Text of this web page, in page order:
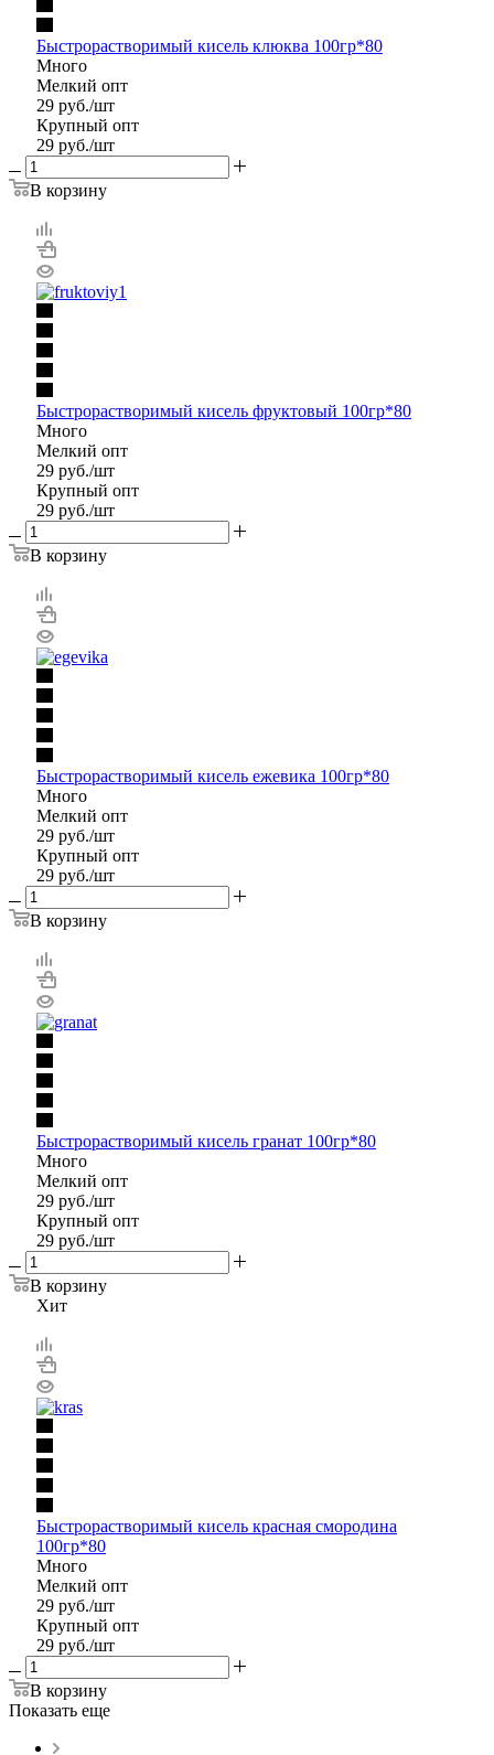
Быстрорастворимый кисель клюква 100гр*80
Много
Мелкий опт
29 руб./шт
Крупный опт
29 руб./шт
В корзину
Быстрорастворимый кисель фруктовый 100гр*80
Много
Мелкий опт
29 руб./шт
Крупный опт
29 руб./шт
В корзину
Быстрорастворимый кисель ежевика 100гр*80
Много
Мелкий опт
29 руб./шт
Крупный опт
29 руб./шт
В корзину
Быстрорастворимый кисель гранат 100гр*80
Много
Мелкий опт
29 руб./шт
Крупный опт
29 руб./шт
В корзину
Хит
Быстрорастворимый кисель красная смородина
100гр*80
Много
Мелкий опт
29 руб./шт
Крупный опт
29 руб./шт
В корзину
Показать еще